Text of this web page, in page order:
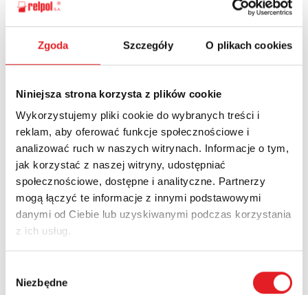
Zgoda Szczegóły O plikach cookies
Niniejsza strona korzysta z plików cookie
Wykorzystujemy pliki cookie do wybranych treści i
reklam, aby oferować funkcje społecznościowe i
analizować ruch w naszych witrynach. Informacje o tym,
jak korzystać z naszej witryny, udostępniać
społecznościowe, dostępne i analityczne. Partnerzy
mogą łączyć te informacje z innymi podstawowymi
danymi od Ciebie lub uzyskiwanymi podczas korzystania
z ich usług.
zgody
Niezbędne
Ask for the details of the offer
Email: *
Company:
Phone: